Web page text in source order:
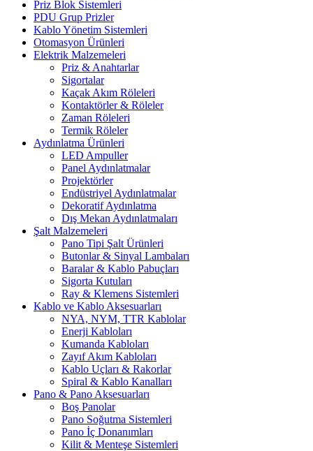
Priz Blok Sistemleri
PDU Grup Prizler
Kablo Yönetim Sistemleri
Otomasyon Ürünleri
Elektrik Malzemeleri
Priz & Anahtarlar
Sigortalar
Kaçak Akım Röleleri
Kontaktörler & Röleler
Zaman Röleleri
Termik Röleler
Aydınlatma Ürünleri
LED Ampuller
Panel Aydınlatmalar
Projektörler
Endüstriyel Aydınlatmalar
Dekoratif Aydınlatma
Dış Mekan Aydınlatmaları
Şalt Malzemeleri
Pano Tipi Şalt Ürünleri
Butonlar & Sinyal Lambaları
Baralar & Kablo Pabuçları
Sigorta Kutuları
Ray & Klemens Sistemleri
Kablo ve Kablo Aksesuarları
NYA, NYM, TTR Kablolar
Enerji Kabloları
Kumanda Kabloları
Zayıf Akım Kabloları
Kablo Uçları & Rakorlar
Spiral & Kablo Kanalları
Pano & Pano Aksesuarları
Boş Panolar
Pano Soğutma Sistemleri
Pano İç Donanımları
Kilit & Menteşe Sistemleri